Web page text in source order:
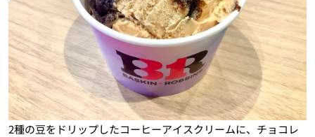
2種の豆をドリップしたコーヒーアイスクリームに、チョコレ